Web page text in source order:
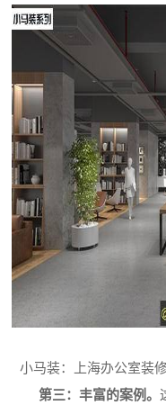
小马装：上海办公室装
第三：丰富的案例。